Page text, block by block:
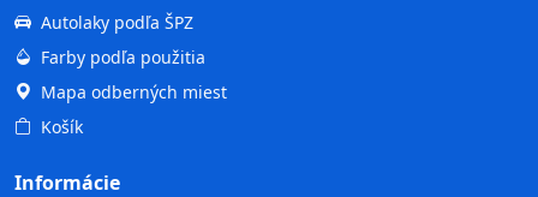
Autolaky podľa ŠPZ
Farby podľa použitia
Mapa odberných miest
Košík
Informácie